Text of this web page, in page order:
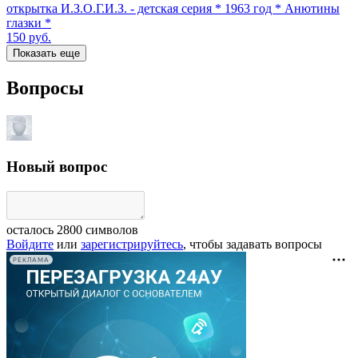
открытка И.З.О.Г.И.З. - детская серия * 1963 год * Анютины
глазки *
150 руб.
Показать еще
Вопросы
Новый вопрос
осталось 2800 символов
Войдите или зарегистрируйтесь, чтобы задавать вопросы
РЕКЛАМА